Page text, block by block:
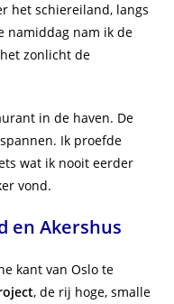
het schiereiland, langs
namiddag nam ik de
zonlicht de
in de haven. De
Ik proefde
wat ik nooit eerder
vond.
en Akershus
kant van Oslo te
, de rij hoge, smalle